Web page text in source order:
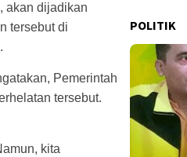
akan dijadikan
tersebut di
Pemerintah
tersebut.
kita
POLITIK